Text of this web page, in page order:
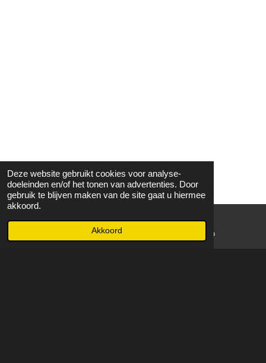
Deze website gebruikt cookies voor analyse-
doeleinden en/of het tonen van advertenties. Door
gebruik te blijven maken van de site gaat u hiermee
akkoord.
Akkoord WhatsApp